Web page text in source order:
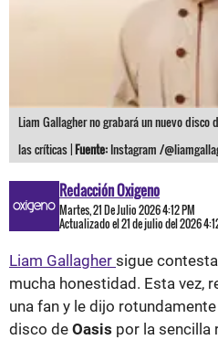
Liam Gallagher no grabará un nuevo
las críticas |Fuente: Instagram /
Redacción Oxigeno
Martes, 21 De Julio 2026 4:12 PM
Actualizado el 21 de julio del 2026
Liam Gallagher sigue
mucha honestidad. Esta vez,
una fan y le dijo
disco de Oasis por la sencilla